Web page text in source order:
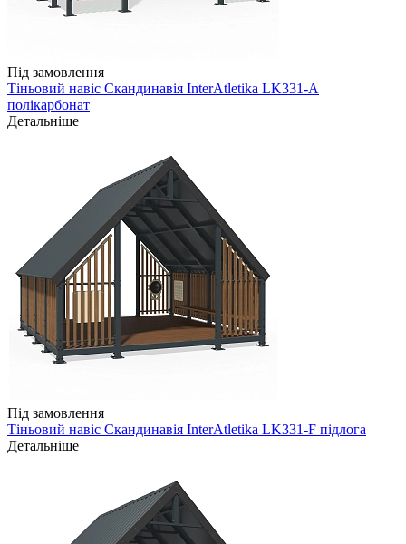
Під замовлення
Тіньовий навіс Скандинавія InterAtletika LK331-A
полікарбонат
Детальніше
Під замовлення
Тіньовий навіс Скандинавія InterAtletika LK331-F підлога
Детальніше